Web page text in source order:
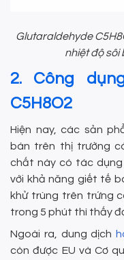
Glutaraldehyde
nhiệt độ sôi
2. Công
C5H8O2
Hiện nay, các sản
bán trên thị trường
chất này có tác dụng
với khả năng giết tế
khử trùng trên trứng
trong 5 phút thì thấy
Ngoài ra, dung dịch
còn được EU và Cơ